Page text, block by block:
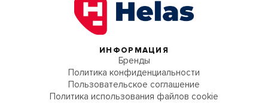
ИНФОРМАЦИЯ
Бренды
Политика конфиденциальности
Пользовательское соглашение
Политика использования файлов cookie